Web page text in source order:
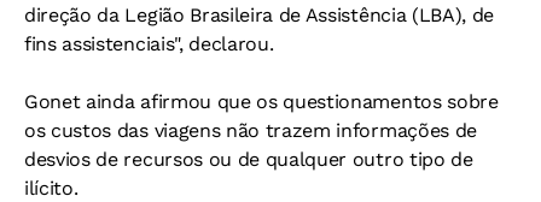
direção da Legião Brasileira de Assistência (LBA), de
fins assistenciais", declarou.
Gonet ainda afirmou que os questionamentos sobre
os custos das viagens não trazem informações de
desvios de recursos ou de qualquer outro tipo de
ilícito.